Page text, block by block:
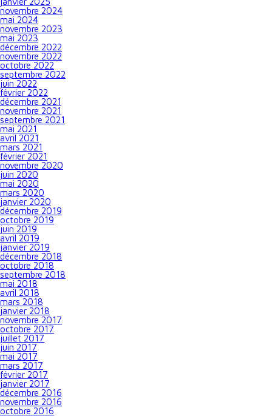
novembre 2024
mai 2024
novembre 2023
mai 2023
décembre 2022
novembre 2022
octobre 2022
septembre 2022
juin 2022
février 2022
décembre 2021
novembre 2021
septembre 2021
mai 2021
avril 2021
mars 2021
février 2021
novembre 2020
juin 2020
mai 2020
mars 2020
janvier 2020
décembre 2019
octobre 2019
juin 2019
avril 2019
janvier 2019
décembre 2018
octobre 2018
septembre 2018
mai 2018
avril 2018
mars 2018
janvier 2018
novembre 2017
octobre 2017
juillet 2017
juin 2017
mai 2017
mars 2017
février 2017
janvier 2017
décembre 2016
novembre 2016
octobre 2016